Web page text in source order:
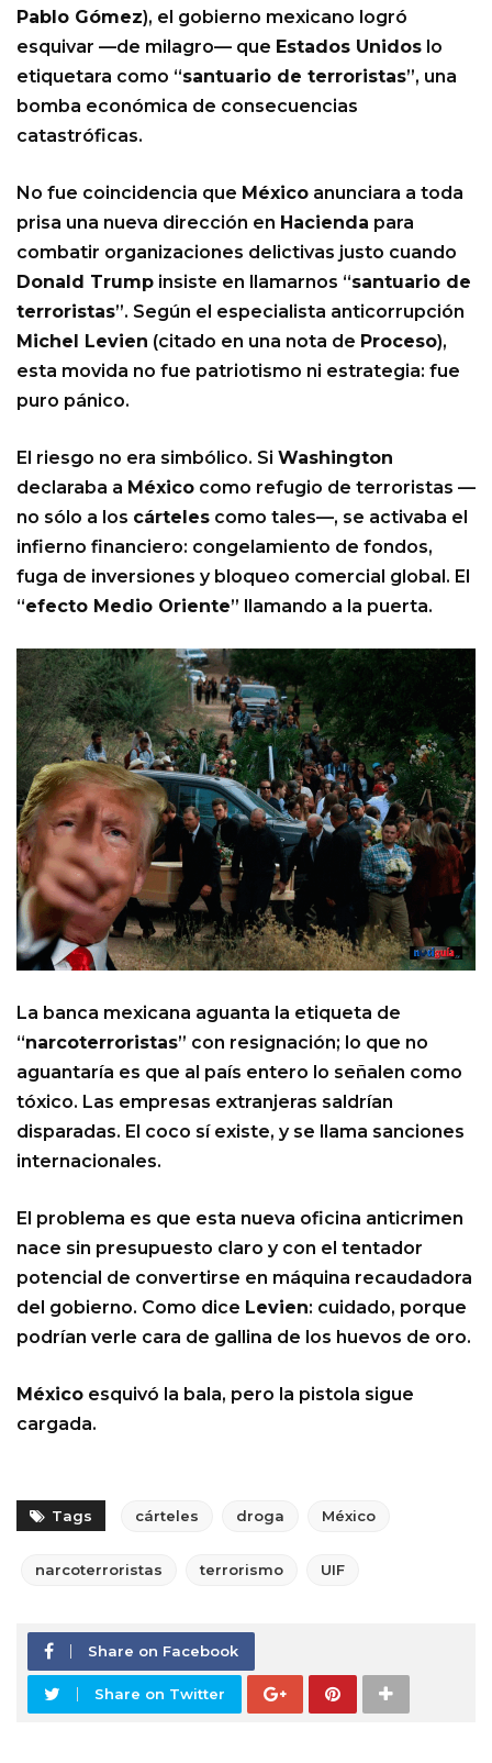
Pablo Gómez), el gobierno mexicano logró
esquivar —de milagro— que Estados Unidos lo
etiquetara como “santuario de terroristas”, una
bomba económica de consecuencias
catastróficas.
No fue coincidencia que México anunciara a toda
prisa una nueva dirección en Hacienda para
combatir organizaciones delictivas justo cuando
Donald Trump insiste en llamarnos “santuario de
terroristas”. Según el especialista anticorrupción
Michel Levien (citado en una nota de Proceso),
esta movida no fue patriotismo ni estrategia: fue
puro pánico.
El riesgo no era simbólico. Si Washington
declaraba a México como refugio de terroristas —
no sólo a los cárteles como tales—, se activaba el
infierno financiero: congelamiento de fondos,
fuga de inversiones y bloqueo comercial global. El
“efecto Medio Oriente” llamando a la puerta.
La banca mexicana aguanta la etiqueta de
“narcoterroristas” con resignación; lo que no
aguantaría es que al país entero lo señalen como
tóxico. Las empresas extranjeras saldrían
disparadas. El coco sí existe, y se llama sanciones
internacionales.
El problema es que esta nueva oficina anticrimen
nace sin presupuesto claro y con el tentador
potencial de convertirse en máquina recaudadora
del gobierno. Como dice Levien: cuidado, porque
podrían verle cara de gallina de los huevos de oro.
México esquivó la bala, pero la pistola sigue
cargada.
Tags cárteles droga México
narcoterroristas terrorismo UIF
Share on Facebook
Share on Twitter